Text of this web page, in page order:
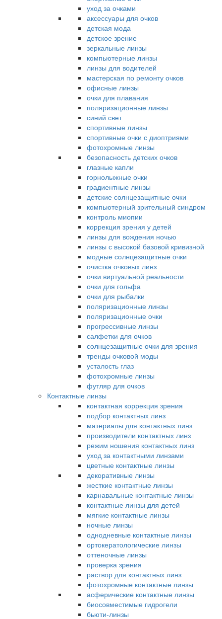
уход за очками
аксессуары для очков
детская мода
детское зрение
зеркальные линзы
компьютерные линзы
линзы для водителей
мастерская по ремонту очков
офисные линзы
очки для плавания
поляризационные линзы
синий свет
спортивные линзы
спортивные очки с диоптриями
фотохромные линзы
безопасность детских очков
глазные капли
горнолыжные очки
градиентные линзы
детские солнцезащитные очки
компьютерный зрительный синдром
контроль миопии
коррекция зрения у детей
линзы для вождения ночью
линзы с высокой базовой кривизной
модные солнцезащитные очки
очистка очковых линз
очки виртуальной реальности
очки для гольфа
очки для рыбалки
поляризационные линзы
поляризационные очки
прогрессивные линзы
салфетки для очков
солнцезащитные очки для зрения
тренды очковой моды
усталость глаз
фотохромные линзы
футляр для очков
Контактные линзы
контактная коррекция зрения
подбор контактных линз
материалы для контактных линз
производители контактных линз
режим ношения контактных линз
уход за контактными линзами
цветные контактные линзы
декоративные линзы
жесткие контактные линзы
карнавальные контактные линзы
контактные линзы для детей
мягкие контактные линзы
ночные линзы
однодневные контактные линзы
ортокератологические линзы
оттеночные линзы
проверка зрения
раствор для контактных линз
фотохромные контактные линзы
асферические контактные линзы
биосовместимые гидрогели
бьюти-линзы